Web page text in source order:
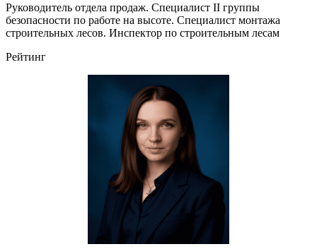
Руководитель отдела продаж. Специалист II группы
безопасности по работе на высоте. Специалист монтажа
строительных лесов. Инспектор по строительным лесам
Рейтинг